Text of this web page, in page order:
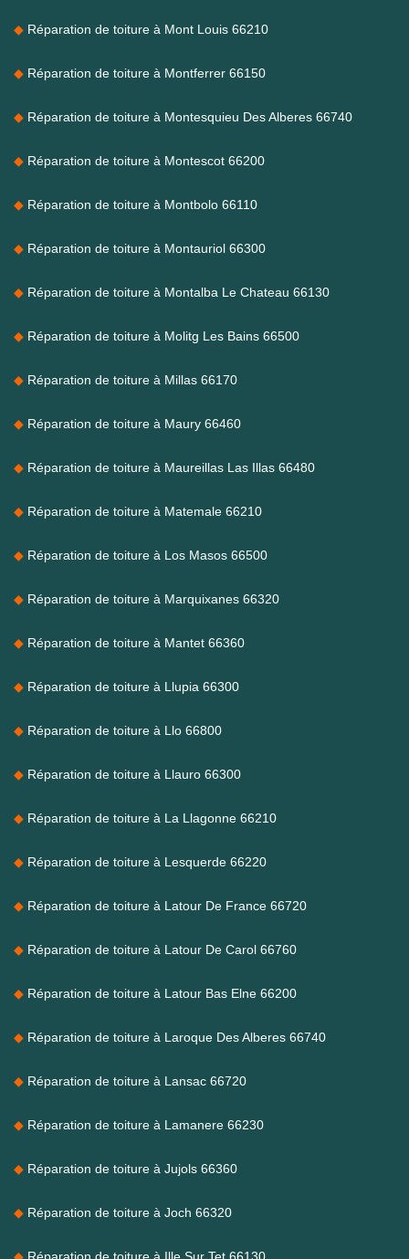
Réparation de toiture à Mont Louis 66210
Réparation de toiture à Montferrer 66150
Réparation de toiture à Montesquieu Des Alberes 66740
Réparation de toiture à Montescot 66200
Réparation de toiture à Montbolo 66110
Réparation de toiture à Montauriol 66300
Réparation de toiture à Montalba Le Chateau 66130
Réparation de toiture à Molitg Les Bains 66500
Réparation de toiture à Millas 66170
Réparation de toiture à Maury 66460
Réparation de toiture à Maureillas Las Illas 66480
Réparation de toiture à Matemale 66210
Réparation de toiture à Los Masos 66500
Réparation de toiture à Marquixanes 66320
Réparation de toiture à Mantet 66360
Réparation de toiture à Llupia 66300
Réparation de toiture à Llo 66800
Réparation de toiture à Llauro 66300
Réparation de toiture à La Llagonne 66210
Réparation de toiture à Lesquerde 66220
Réparation de toiture à Latour De France 66720
Réparation de toiture à Latour De Carol 66760
Réparation de toiture à Latour Bas Elne 66200
Réparation de toiture à Laroque Des Alberes 66740
Réparation de toiture à Lansac 66720
Réparation de toiture à Lamanere 66230
Réparation de toiture à Jujols 66360
Réparation de toiture à Joch 66320
Réparation de toiture à Ille Sur Tet 66130